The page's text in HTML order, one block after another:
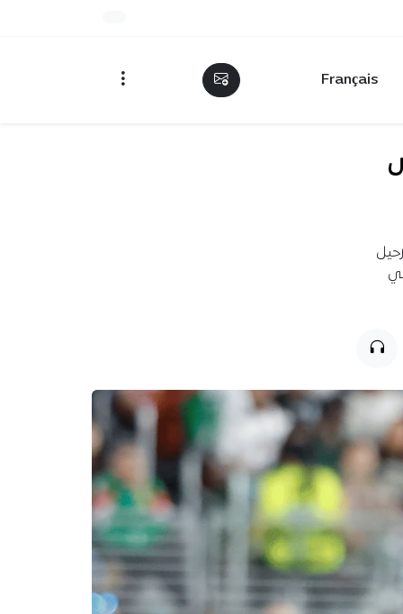
Français